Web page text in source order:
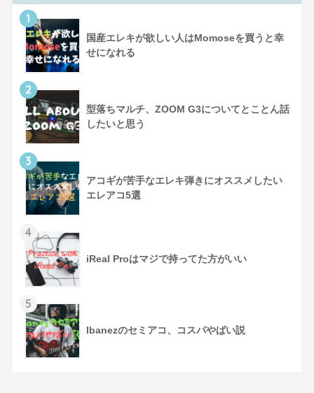
1
国産エレキが欲しい人はMomoseを買うと幸
せになれる
2
型落ちマルチ、ZOOM G3についてとことん話
したいと思う
3
アコギが苦手なエレキ弾きにオススメしたい
エレアコ5選
4
iReal Proはマジで持ってた方がいい
5
Ibanezのセミアコ、コスパやばい説